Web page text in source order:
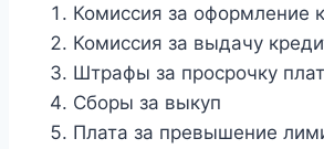
Комиссия за оформление
Комиссия за выдачу
Штрафы за просрочку
Сборы за выкуп
Плата за превышение